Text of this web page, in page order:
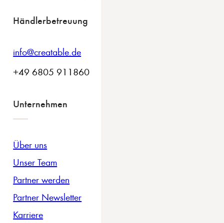
Händlerbetreuung
info@creatable.de
+49 6805 911860
Unternehmen
Über uns
Unser Team
Partner werden
Partner Newsletter
Karriere